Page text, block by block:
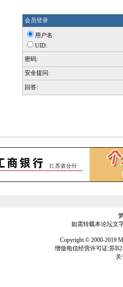
会员登录
用户名:
UID:
密码:
安全提问:
回答:
如需转载本论坛文
Copyright © 2000-2019
增值电信经营许可证:苏
关